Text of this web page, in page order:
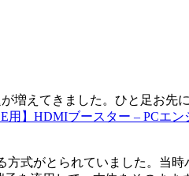
増えてきました。ひと足お先
用】HDMIブースター – PCエン
式がとられていました。当時